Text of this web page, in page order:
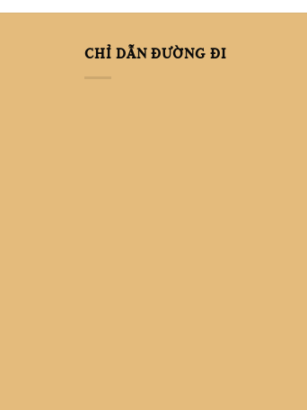
CHỈ DẪN ĐƯỜNG ĐI